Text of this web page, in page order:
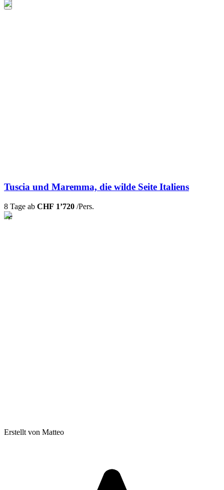
Tuscia und Maremma, die wilde Seite Italiens
8 Tage ab CHF 1’720 /Pers.
Erstellt von Matteo